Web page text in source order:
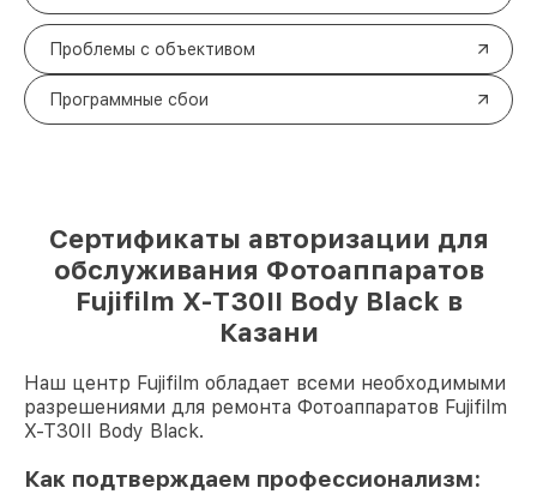
Проблемы с объективом
Программные сбои
Сертификаты авторизации для
обслуживания Фотоаппаратов
Fujifilm X-T30II Body Black в
Казани
Наш центр Fujifilm обладает всеми необходимыми
разрешениями для ремонта Фотоаппаратов Fujifilm
X-T30II Body Black.
Как подтверждаем профессионализм: